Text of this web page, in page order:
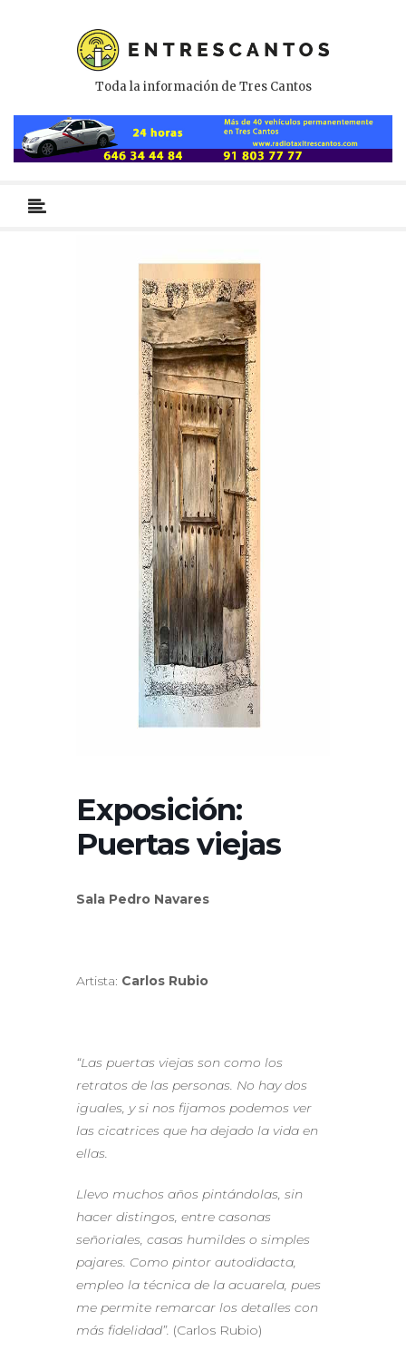
Toda la información de Tres Cantos
primario
Exposición:
Puertas viejas
Sala Pedro Navares
Artista: Carlos Rubio
“Las puertas viejas son como los
retratos de las personas. No hay dos
iguales, y si nos fijamos podemos ver
las cicatrices que ha dejado la vida en
ellas.
Llevo muchos años pintándolas, sin
hacer distingos, entre casonas
señoriales, casas humildes o simples
pajares. Como pintor autodidacta,
empleo la técnica de la acuarela, pues
me permite remarcar los detalles con
más fidelidad”. (Carlos Rubio)